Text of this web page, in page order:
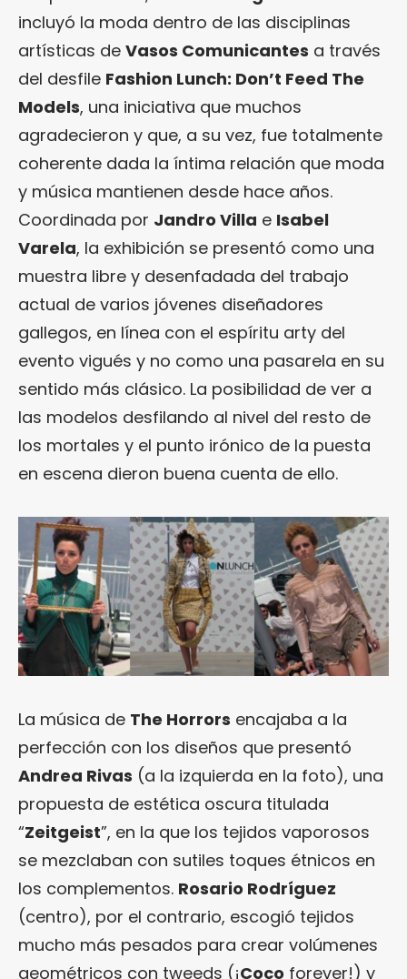
incluyó la moda dentro de las disciplinas
artísticas de Vasos Comunicantes a través
del desfile Fashion Lunch: Don’t Feed The
Models, una iniciativa que muchos
agradecieron y que, a su vez, fue totalmente
coherente dada la íntima relación que moda
y música mantienen desde hace años.
Coordinada por Jandro Villa e Isabel
Varela, la exhibición se presentó como una
muestra libre y desenfadada del trabajo
actual de varios jóvenes diseñadores
gallegos, en línea con el espíritu arty del
evento vigués y no como una pasarela en su
sentido más clásico. La posibilidad de ver a
las modelos desfilando al nivel del resto de
los mortales y el punto irónico de la puesta
en escena dieron buena cuenta de ello.
La música de The Horrors encajaba a la
perfección con los diseños que presentó
Andrea Rivas (a la izquierda en la foto), una
propuesta de estética oscura titulada
“Zeitgeist”, en la que los tejidos vaporosos
se mezclaban con sutiles toques étnicos en
los complementos. Rosario Rodríguez
(centro), por el contrario, escogió tejidos
mucho más pesados para crear volúmenes
geométricos con tweeds (¡Coco forever!) y